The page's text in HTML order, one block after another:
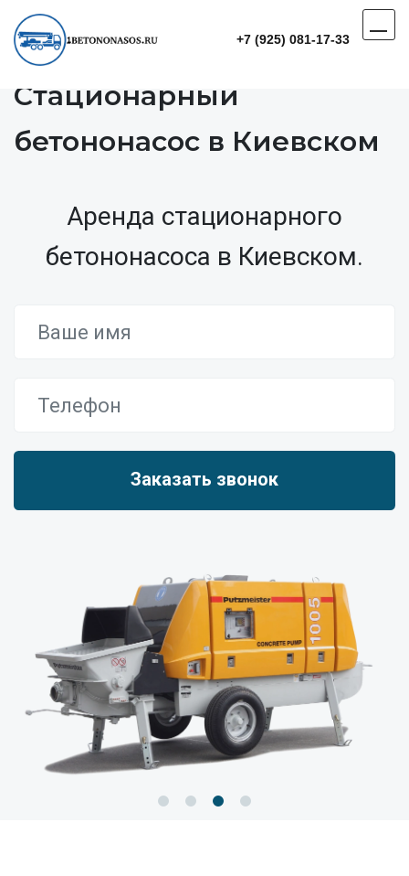
+7 (925) 081-17-33
Стационарный
бетононасос в Киевском
Аренда стационарного
бетононасоса в Киевском.